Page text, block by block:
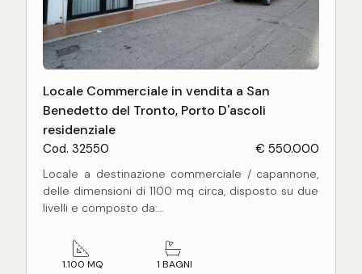
Locale Commerciale in vendita a San
Benedetto del Tronto, Porto D'ascoli
residenziale
Cod. 32550 € 550.000
Locale a destinazione commerciale / capannone,
delle dimensioni di 1100 mq circa, disposto su due
livelli e composto da:
un bagno con antibagno e scala di accesso al:
- piano primo / soppalco di mq 580 circa.
1.100 MQ 1 BAGNI